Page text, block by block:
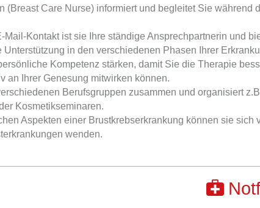
(Breast Care Nurse) informiert und begleitet Sie während
Kontakt ist sie Ihre ständige Ansprechpartnerin und
in den verschiedenen Phasen Ihrer
Kompetenz stärken, damit Sie die Therapie
an Ihrer Genesung mitwirken können.
Berufsgruppen zusammen und organisiert
Kosmetikseminaren.
Aspekten einer Brustkrebserkrankung können sie sich
wenden.